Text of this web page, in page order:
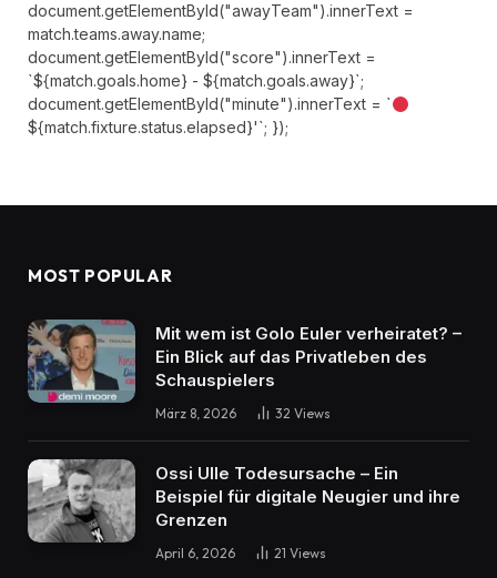
document.getElementById("awayTeam").innerText =
match.teams.away.name;
document.getElementById("score").innerText =
`${match.goals.home} - ${match.goals.away}`;
document.getElementById("minute").innerText = `
${match.fixture.status.elapsed}'`; });
MOST POPULAR
Mit wem ist Golo Euler verheiratet? –
Ein Blick auf das Privatleben des
Schauspielers
März 8, 2026 32 Views
Ossi Ulle Todesursache – Ein
Beispiel für digitale Neugier und ihre
Grenzen
April 6, 2026 21 Views